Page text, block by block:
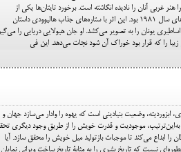
غربی آنان را نادیده انگاشته است. برخورد تایتان‌ها یکی از
پرطرفدارترین فیلم‌های سال ۱۹۸۱ بود. این اثر با ستاره‌های جذاب هالیوودی داستان
یونان را به تصویر می‌کشد. او جان هیولایی دریایی را
زیبا را که قرار بود خوراک آن شود نجات می‌دهد. این فی
ابزوردیته، وضعیت بنیادینی است که یهوه را وادار می‌سازد جهان و
به‌این‌ترتیب، موجودیت و قدرت خویش را از طریق وجود دیگری
را ابداع می‌کند تا موجبات بازتولید میل خویش را محقق سازد. آیا
نیست که تاریخ بشری را به مثابة تاریخِ ساخت ویرانی نمایان